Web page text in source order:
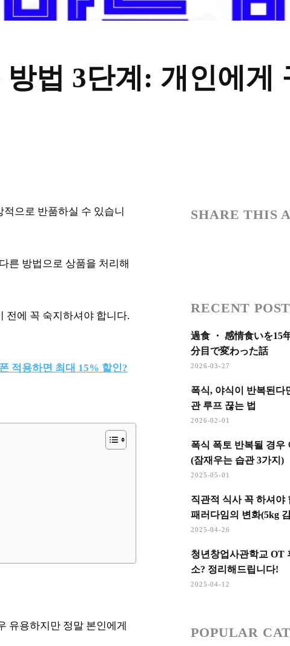
법 3단계: 개인에게
으로 반품하실 수 있습니
른 방법으로 상품을 처리해
전에 꼭 숙지하셔야 합니다.
적용하면 최대 15% 할인?
유용하지만 정말 본인에게
SHARE THIS
RECENT
過食 ・ 感情食いを15
分目で変わった話
2026-03-27
폭식, 야식이 반복된다
관 루프 끊는 법
2026-02-01
폭식 폭토 반복될 경우
(잠재우는 습관 3가지)
2025-05-01
직관적 식사 꼭 하셔야
패러다임의 변화(5kg
2025-04-26
청년창업사관학교 OT
소? 정리해드립니다!
2025-04-12
POPULAR